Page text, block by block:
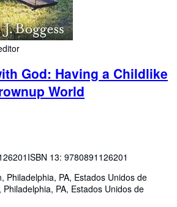
God: Having a Childlike
World
ISBN 13: 9780891126201
Philadelphia, PA, Estados Unidos de
, Philadelphia, PA, Estados Unidos de